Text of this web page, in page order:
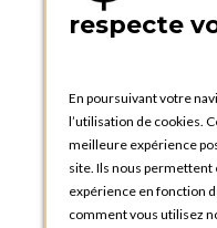
Catalogues
respecte
En poursuivant votre
l’utilisation de cookies.
meilleure expérience
site. Ils nous
expérience en fonction
comment vous utilisez